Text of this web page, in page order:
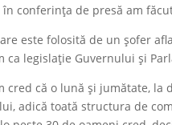
conferința de presă am
este folosită de un șofer
ca legislație Guvernului și
că o lună și jumătate, la
adică toată structura de